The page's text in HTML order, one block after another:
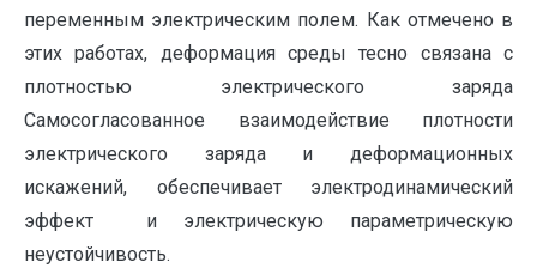
переменным электрическим полем. Как отмечено в
этих работах, деформация среды тесно связана с
плотностью электрического заряда
Самосогласованное взаимодействие плотности
электрического заряда и деформационных
искажений, обеспечивает электродинамический
эффект и электрическую параметрическую
неустойчивость.